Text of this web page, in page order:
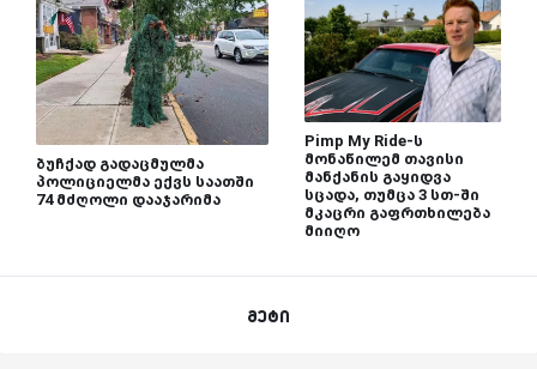
ბუჩქად გადაცმულმა
პოლიციელმა ექვს საათში
74 მძღოლი დააჯარიმა
Pimp My Ride-ს
მონაწილემ თავისი
მანქანის გაყიდვა
სცადა, თუმცა 3 სთ-ში
მკაცრი გაფრთხილება
მიიღო
მეტი